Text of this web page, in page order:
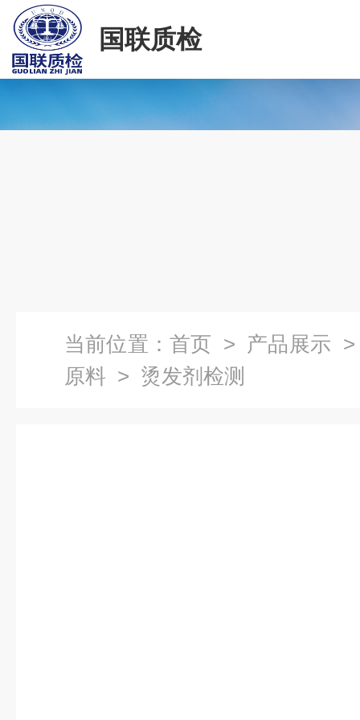
国联质检
当前位置： 首页 > 产品展示
原料 > 烫发剂检测